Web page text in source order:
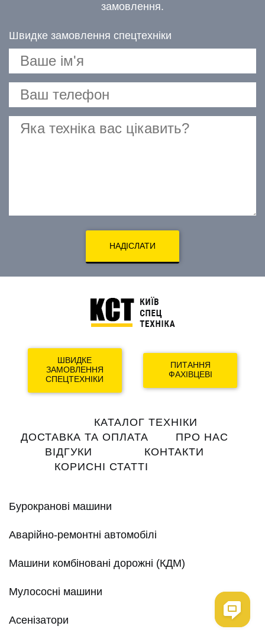
замовлення.
Швидке замовлення спецтехніки
НАДІСЛАТИ
ШВИДКЕ
ЗАМОВЛЕННЯ
СПЕЦТЕХНІКИ
ПИТАННЯ
ФАХІВЦЕВІ
navigation
КАТАЛОГ ТЕХНІКИ
ДОСТАВКА ТА ОПЛАТА
ПРО НАС
ВІДГУКИ
КОНТАКТИ
КОРИСНІ СТАТТІ
Бурокранові машини
Аварійно-ремонтні автомобілі
Машини комбіновані дорожні (КДМ)
Мулососні машини
Асенізатори